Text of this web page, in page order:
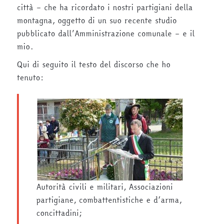
città – che ha ricordato i nostri partigiani della
montagna, oggetto di un suo recente studio
pubblicato dall’Amministrazione comunale – e il
mio.
Qui di seguito il testo del discorso che ho
tenuto:
Autorità civili e militari, Associazioni
partigiane, combattentistiche e d’arma,
concittadini;